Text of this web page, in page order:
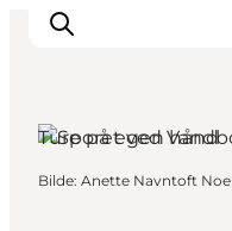
Ture på egen hånd
Bilde: Anette Navntoft Noe